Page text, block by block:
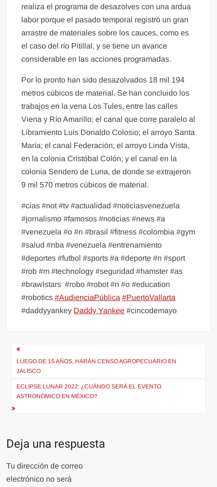
realiza el programa de desazolves con una ardua
labor porque el pasado temporal registró un gran
arrastre de materiales sobre los cauces, como es
el caso del río Pitillal, y se tiene un avance
considerable en las acciones programadas.
Por lo pronto han sido desazolvados 18 mil 194
metros cúbicos de material. Se han concluido los
trabajos en la vena Los Tules, entre las calles
Viena y Río Amarillo; el canal que corre paralelo al
Libramiento Luis Donaldo Colosio; el arroyo Santa
María; el canal Federación; el arroyo Linda Vista,
en la colonia Cristóbal Colón; y el canal en la
colonia Sendero de Luna, de donde se extrajeron
9 mil 570 metros cúbicos de material.
#cias #not #tv #actualidad #noticiasvenezuela
#jornalismo #famosos #noticias #news #a
#venezuela #o #n #brasil #fitness #colombia #gym
#salud #nba #venezuela #entrenamiento
#deportes #futbol #sports #a #deporte #n #sport
#rob #m #technology #seguridad #hamster #as
#brawlstars #robo #robot #n #o #education
#robotics#AudienciaPública #PuertoVallarta
#daddyyankey Daddy Yankee #cincodemayo
Navegación
de
entradas
LUEGO DE 15 AÑOS, HARÁN CENSO AGROPECUARIO EN
JALISCO
ECLIPSE LUNAR 2022: ¿CUÁNDO SERÁ EL EVENTO
ASTRONÓMICO EN MÉXICO?
Deja una respuesta
Tu dirección de correo
electrónico no será